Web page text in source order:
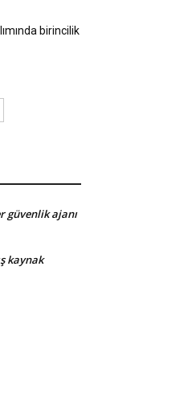
birincilik
güvenlik ajanı
kaynak